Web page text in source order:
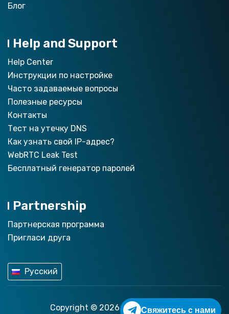
Блог
Help and Support
Help Center
Инструкции по настройкe
Часто задаваемые вопросы
Полезные ресурсы
Контакты
Тест на утечку DNS
Как узнать свой IP-адрес?
WebRTC Leak Test
Бесплатный генератор паролей
Partnership
Партнерская программа
Пригласи друга
Русский
Copyright © 2026ZoogVPN.com
Свяжитесь с нами